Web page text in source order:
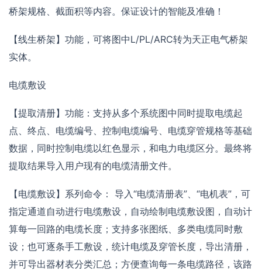
桥架规格、截面积等内容。保证设计的智能及准确！
【线生桥架】功能，可将图中L/PL/ARC转为天正电气桥架
实体。
电缆敷设
【提取清册】功能：支持从多个系统图中同时提取电缆起
点、终点、电缆编号、控制电缆编号、电缆穿管规格等基础
数据，同时控制电缆以红色显示，和电力电缆区分。最终将
提取结果导入用户现有的电缆清册文件。
【电缆敷设】系列命令： 导入“电缆清册表”、“电机表”，可
指定通道自动进行电缆敷设，自动绘制电缆敷设图，自动计
算每一回路的电缆长度；支持多张图纸、多类电缆同时敷
设；也可逐条手工敷设，统计电缆及穿管长度，导出清册，
并可导出器材表分类汇总；方便查询每一条电缆路径，该路